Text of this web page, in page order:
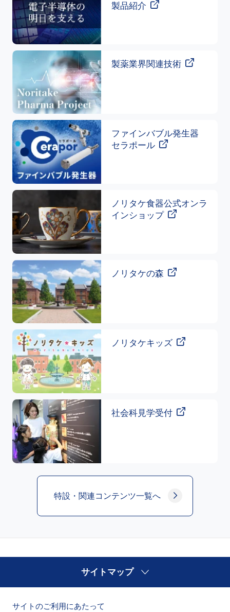
製品紹介
製薬業界関連技術
ファインバブル発生器
セラポール
ノリタケ食器公式オンラ
インショップ
ノリタケの森
ノリタケキッズ
社会科見学受付
特設・関連コンテンツ一覧へ
サイトマップ
サイトのご利用にあたって